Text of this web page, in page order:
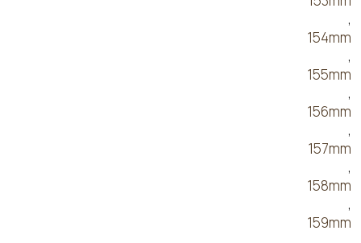
,
154mm
,
155mm
,
156mm
,
157mm
,
158mm
,
159mm